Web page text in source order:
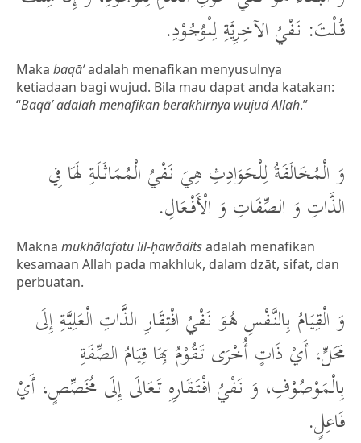
قُلْتَ: نَفْيُ الآخِرِيَّةِ لِلْوُجُوْدِ.
Maka baqā’adalah menafikan menyusulnya
ketiadaan bagi wujud. Bila mau dapat anda katakan:
“Baqā’ adalah menafikan berakhirnya wujud Allah.”
وَ الْمُخَالَفَةُ لِلْحَوَادِثِ هِيَ نَفْيُ الْمُمَاثَلَةِ لَهَا فِي
الذَّاتِ وَ الصِّفَاتِ وَ الْأَفْعَالِ.
Makna mukhālafatu lil-ḥawāditsadalah menafikan
kesamaan Allah pada makhluk, dalam dzāt, sifat, dan
perbuatan.
وَ الْقِيَامُ بِالنَّفْسِ هُوَ نَفْيُ افْتِقَارِ الذَّاتِ الْعَلِيَّةِ إِلَى
مَحَلٍّ، أَيْ ذَاتٍ أُخْرَى تَقُوْمُ بِهَا قِيَامُ الصِّفَةِ
بِالْمَوْصُوْفِ، وَ نَفْيُ افْتَقَارِهِ تَعَالَى إِلَى مُخَصِّصٍ، أَيْ
فَاعِلٍ.